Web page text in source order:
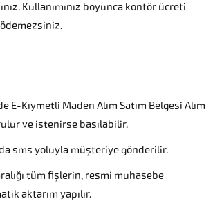
Kullanımınız boyunca kontör ücreti
E-Kıymetli Maden Alım Satım Belgesi Alım
ve istenirse basılabilir.
sms yoluyla müşteriye gönderilir.
tüm fişlerin, resmi muhasebe
aktarım yapılır.